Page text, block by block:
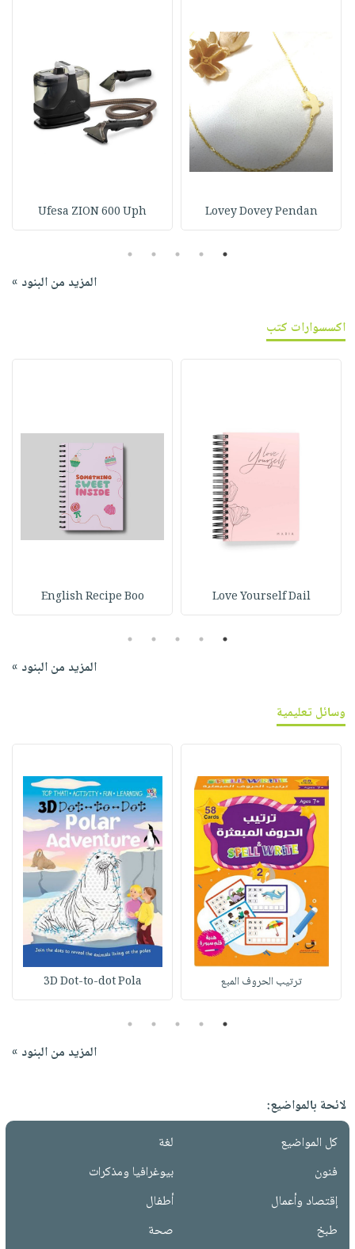
Lovey Dovey Pendan
Ufesa ZION 600 Uph
1
2
3
4
5
المزيد من البنود »
اكسسوارات كتب
Love Yourself Dail
English Recipe Boo
1
2
3
4
5
المزيد من البنود »
وسائل تعليمية
ترتيب الحروف المبع 3D Dot-to-dot Pola
1
2
3
4
5
المزيد من البنود »
لائحة بالمواضيع:
كل المواضيع
لغة
فنون
بيوغرافيا ومذكرات
إقتصاد وأعمال
أطفال
طبخ
صحة